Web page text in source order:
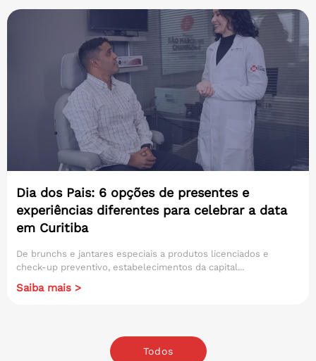
Dia dos Pais: 6 opções de presentes e
experiências diferentes para celebrar a data
em Curitiba
De brunchs e jantares especiais a produtos licenciados e
check-up preventivo, estabelecimentos da capital...
Saiba mais >
Todos